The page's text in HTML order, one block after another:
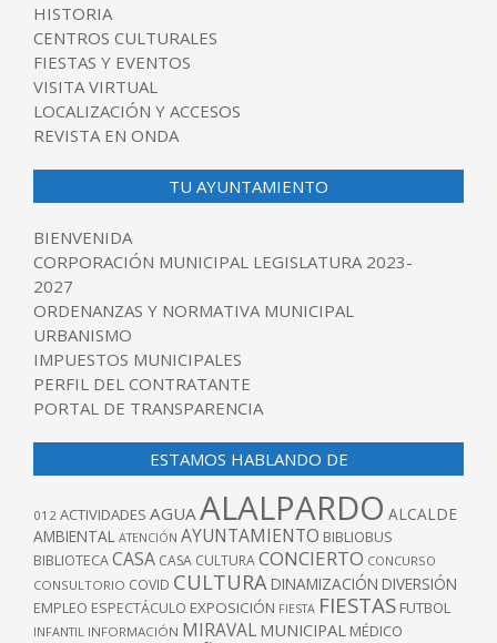
HISTORIA
CENTROS CULTURALES
FIESTAS Y EVENTOS
VISITA VIRTUAL
LOCALIZACIÓN Y ACCESOS
REVISTA EN ONDA
TU AYUNTAMIENTO
BIENVENIDA
CORPORACIÓN MUNICIPAL LEGISLATURA 2023-
2027
ORDENANZAS Y NORMATIVA MUNICIPAL
URBANISMO
IMPUESTOS MUNICIPALES
PERFIL DEL CONTRATANTE
PORTAL DE TRANSPARENCIA
ESTAMOS HABLANDO DE
012 ACTIVIDADES AGUA ALALPARDO ALCALDE
AMBIENTAL ATENCIÓN AYUNTAMIENTO BIBLIOBUS
BIBLIOTECACASA CASA CULTURACONCIERTO CONCURSO
CONSULTORIO COVID CULTURA DINAMIZACIÓN DIVERSIÓN
EMPLEO ESPECTÁCULO EXPOSICIÓN FIESTA FIESTAS FUTBOL
INFANTIL INFORMACIÓN MIRAVAL MUNICIPAL MÉDICO